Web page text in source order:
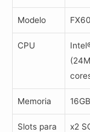
Modelo
CPU
Memoria
Slots para
x2